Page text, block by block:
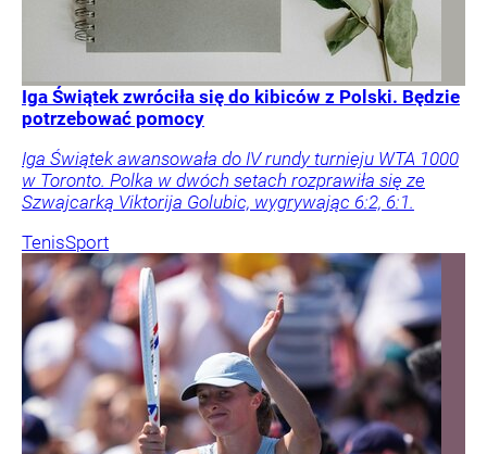
Iga Świątek zwróciła się do kibiców z Polski. Będzie
potrzebować pomocy
Iga Świątek awansowała do IV rundy turnieju WTA 1000
w Toronto. Polka w dwóch setach rozprawiła się ze
Szwajcarką Viktorija Golubic, wygrywając 6:2, 6:1.
TenisSport